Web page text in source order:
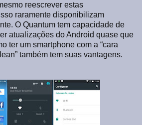
reescrever estas
raramente disponibilizam
O Quantum tem capacidade de
atualizações do Android quase que
ter um smartphone com a “cara
também tem suas vantagens.